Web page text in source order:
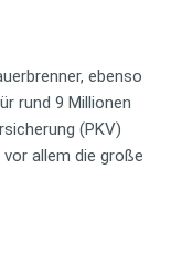
ebenso
rund 9 Millionen
(PKV)
allem die große